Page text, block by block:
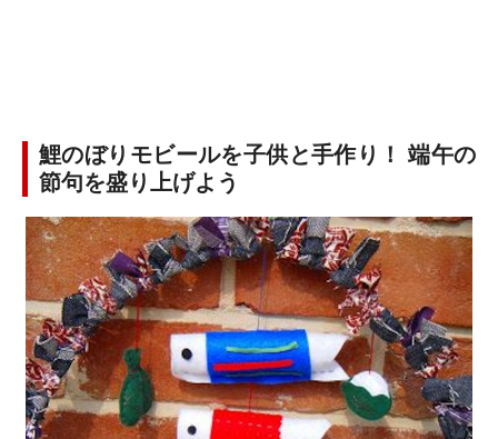
鯉のぼりモビールを子供と手作り！ 端午の
節句を盛り上げよう